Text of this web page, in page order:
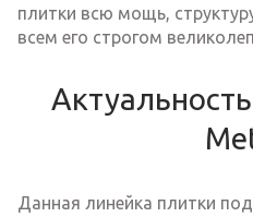
плитки всю мощь,
всем его строгом
Данная линейка плитки